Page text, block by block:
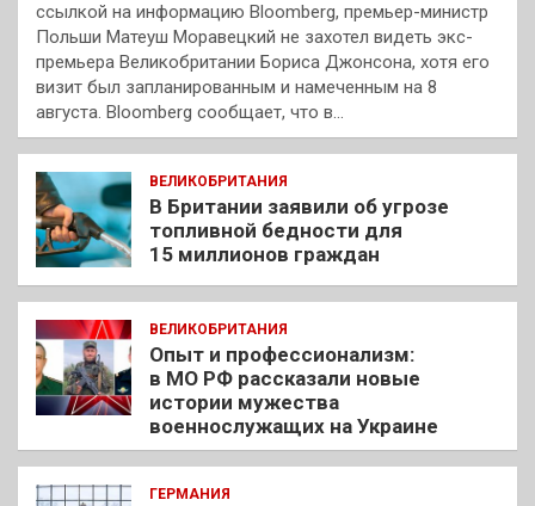
ссылкой на информацию Bloomberg, премьер-министр
Польши Матеуш Моравецкий не захотел видеть экс-
премьера Великобритании Бориса Джонсона, хотя его
визит был запланированным и намеченным на 8
августа. Bloomberg сообщает, что в…
ВЕЛИКОБРИТАНИЯ
В Британии заявили об угрозе
топливной бедности для
15 миллионов граждан
ВЕЛИКОБРИТАНИЯ
Опыт и профессионализм:
в МО РФ рассказали новые
истории мужества
военнослужащих на Украине
ГЕРМАНИЯ